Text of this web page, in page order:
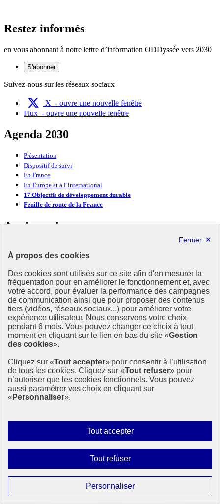
À propos des cookies
Des cookies sont utilisés sur ce site afin d'en mesurer la
fréquentation pour en améliorer le fonctionnement et, avec
votre accord, pour évaluer la performance des campagnes
de communication ainsi que pour proposer des contenus
tiers (vidéos, réseaux sociaux...) pour améliorer votre
expérience utilisateur. Nous conservons votre choix
pendant 6 mois. Vous pouvez changer ce choix à tout
moment en cliquant sur le lien en bas du site «Gestion
des cookies».
Cliquez sur «Tout accepter» pour consentir à l’utilisation
de tous les cookies. Cliquez sur «Tout refuser» pour
n’autoriser que les cookies fonctionnels. Vous pouvez
aussi paramétrer vos choix en cliquant sur
« Personnaliser».
Tout accepterAutoriser
tous
Tout refuserInterdire
tous
PersonnaliserParamétrer
les
Restez informés
en vous abonnant à notre lettre d’information ODDyssée vers 2030
S'abonner
Suivez-nous sur les réseaux sociaux
X - ouvre une nouvelle fenêtre
Flux - ouvre une nouvelle fenêtre
Agenda 2030
Présentation
Dispositif de suivi
En France
En Europe et à l’international
17 Objectifs de développement durable
Feuille de route de la France
Anniversaire
Anniversaire 2024
Anniversaire 2022
Anniversaire 2021
Anniversaire 2020
Anniversaire 2019
À la une
Actualités à la Une
Événements à la Une
Mobiliser pour le développement durable
Forum politique de haut niveau
Lettre d’information ODDyssée vers 2030
La Méth’ODD
2030 et la feuille de route de la France. Il valorise la mobilisation de